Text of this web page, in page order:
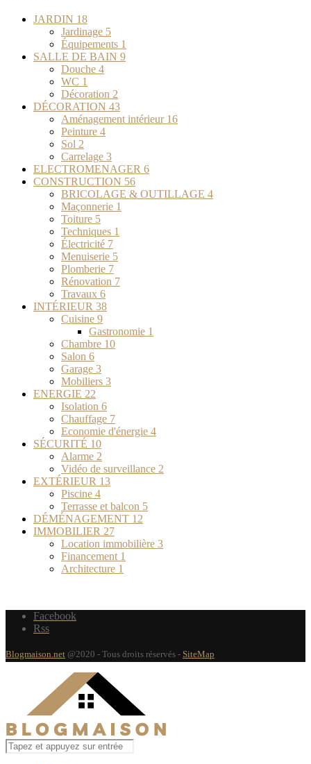
JARDIN 18
Jardinage 5
Équipements 1
SALLE DE BAIN 9
Douche 4
WC 1
Décoration 2
DÉCORATION 43
Aménagement intérieur 16
Peinture 4
Sol 2
Carrelage 3
ELECTROMENAGER 6
CONSTRUCTION 56
BRICOLAGE & OUTILLAGE 4
Maçonnerie 1
Toiture 5
Techniques 1
Électricité 7
Menuiserie 5
Plomberie 7
Rénovation 7
Travaux 6
INTÉRIEUR 38
Cuisine 9
Gastronomie 1
Chambre 10
Salon 6
Garage 3
Mobiliers 3
ENERGIE 22
Isolation 6
Chauffage 7
Economie d'énergie 4
SÉCURITÉ 10
Alarme 2
Vidéo de surveillance 2
EXTÉRIEUR 13
Piscine 4
Terrasse et balcon 5
DÉMÉNAGEMENT 12
IMMOBILIER 27
Location immobilière 3
Financement 1
Architecture 1
Facebook
Rss
Blogmaison.net @2020 - Tous droits réservés - SiteMap